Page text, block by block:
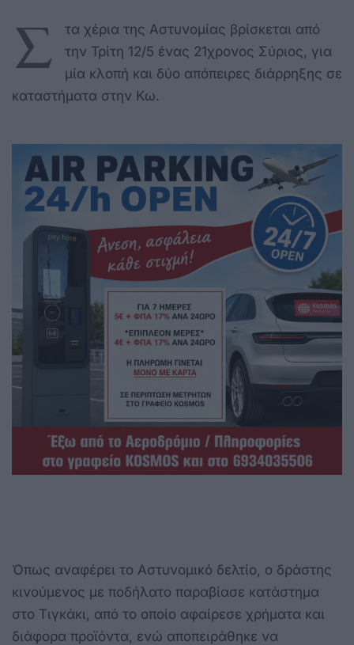
Σ
τα χέρια της Αστυνομίας βρίσκεται από
την Τρίτη 12/5 ένας 21χρονος Σύριος, για
μία κλοπή και δύο απόπειρες διάρρηξης σε
καταστήματα στην Κω.
Όπως αναφέρει το Αστυνομικό δελτίο, ο δράστης
κινούμενος με ποδήλατο παραβίασε κατάστημα
στο Τιγκάκι, από το οποίο αφαίρεσε χρήματα και
διάφορα προϊόντα, ενώ αποπειράθηκε να